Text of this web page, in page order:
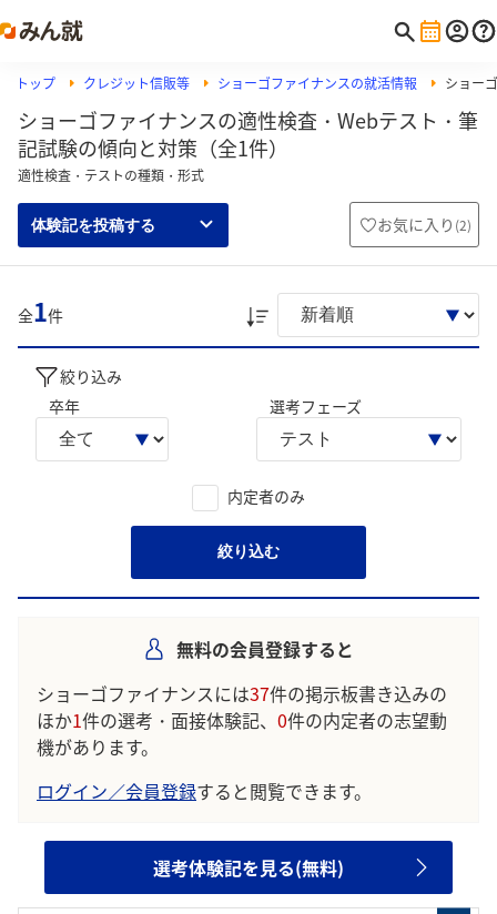
トップ クレジット信販等 ショーゴファイナンスの就活情報 ショー
ショーゴファイナンスの適性検査・Webテスト・筆
記試験の傾向と対策（全1件）
適性検査・テストの種類・形式
体験記を投稿する お気に入り (2)
全1件
絞り込み
卒年
選考フェーズ
内定者のみ
絞り込む
無料の会員登録すると
ショーゴファイナンスには37件の掲示板書き込みの
ほか1件の選考・面接体験記、 0件の内定者の志望動
機があります。
ログイン／会員登録すると閲覧できます。
選考体験記を見る(無料)